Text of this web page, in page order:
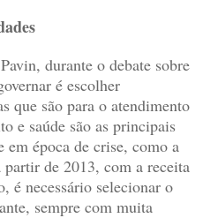
durante o debate sobre
é escolher
que são para o atendimento
e saúde são as principais
em época de crise, como a
partir de 2013, com a receita
é necessário selecionar o
sempre com muita